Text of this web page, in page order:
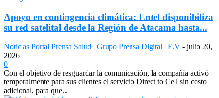
Apoyo en contingencia climática: Entel disponibiliza
su red satelital desde la Región de Atacama hasta...
Noticias Portal Prensa Salud | Grupo Prensa Digital | E.V - julio 20,
2026
0
Con el objetivo de resguardar la comunicación, la compañía activó
temporalmente para sus clientes el servicio Direct to Cell sin costo
adicional, para que...